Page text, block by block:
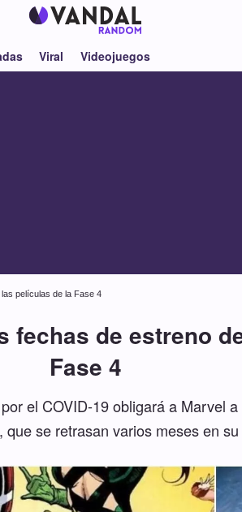
Viral Videojuegos
películas de la Fase 4
fechas de estreno
Fase 4
el COVID-19 obligará a Marvel
se retrasan varios meses en